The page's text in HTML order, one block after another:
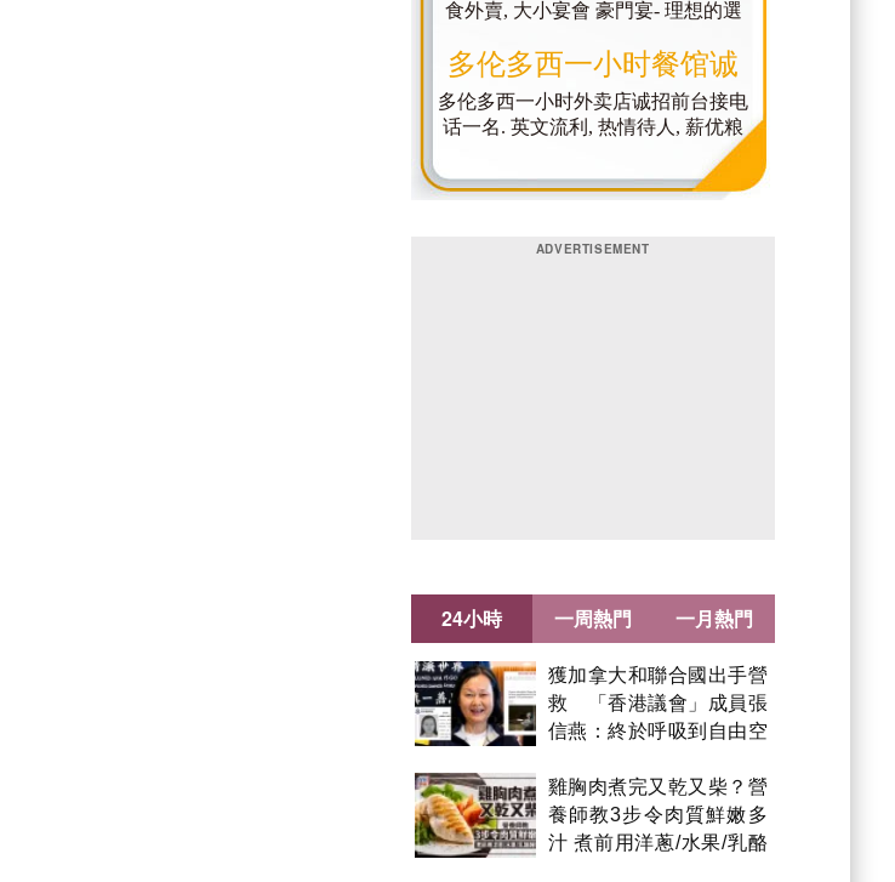
24小時
獲加拿大和聯合國出手營
救 「香港議會」成員張
信燕：終於呼吸到自由空
雞胸肉煮完又乾又柴？營
養師教3步令肉質鮮嫩多
汁 煮前用洋蔥/水果/乳酪
一周熱門 一月熱門